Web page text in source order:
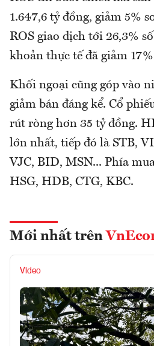
1.647,6 tỷ đồng, giảm 5%
ROS giao dịch tới 26,3%
khoản thực tế đã giảm
Khối ngoại cũng góp vào
giảm bán đáng kể. Cổ
rút ròng hơn 35 tỷ đồng.
lớn nhất, tiếp đó là STB,
VJC, BID, MSN... Phía
HSG, HDB, CTG, KBC.
Mới nhất trên
Video